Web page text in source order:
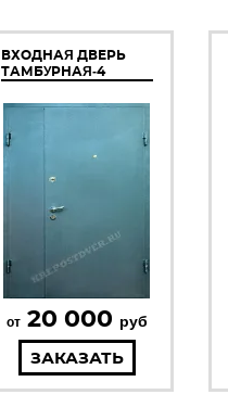
ВХОДНАЯ ДВЕРЬ
ТАМБУРНАЯ-4
от 20 000 руб
ЗАКАЗАТЬ